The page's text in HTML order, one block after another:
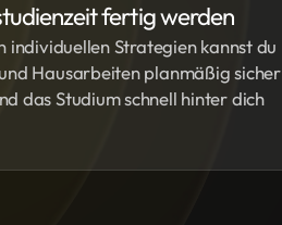
fertig werden
individuellen Strategien kannst du
Hausarbeiten planmäßig sicher
das Studium schnell hinter dich